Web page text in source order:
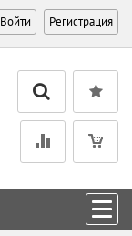
Войти Регистрация